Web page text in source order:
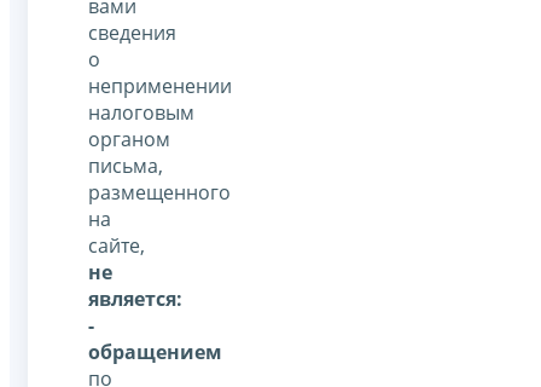
вами
сведения
о
неприменении
налоговым
органом
письма,
размещенного
на
сайте,
не
является:
-
обращением
по